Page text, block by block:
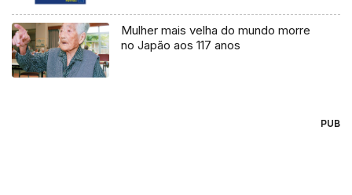
Mulher mais velha do mundo morre
no Japão aos 117 anos
PUB